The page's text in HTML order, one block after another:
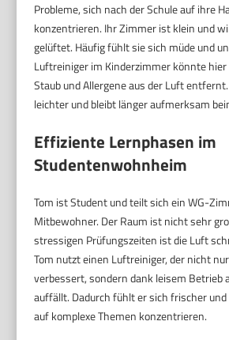
Probleme, sich nach der Schule auf ihre
konzentrieren. Ihr Zimmer ist klein und
gelüftet. Häufig fühlt sie sich müde und
Luftreiniger im Kinderzimmer könnte
Staub und Allergene aus der Luft
leichter und bleibt länger aufmerksam
Effiziente Lernphasen im
Studentenwohnheim
Tom ist Student und teilt sich ein WG-
Mitbewohner. Der Raum ist nicht sehr
stressigen Prüfungszeiten ist die Luft
Tom nutzt einen Luftreiniger, der nicht
verbessert, sondern dank leisem Betrieb
auffällt. Dadurch fühlt er sich frischer
auf komplexe Themen konzentrieren.